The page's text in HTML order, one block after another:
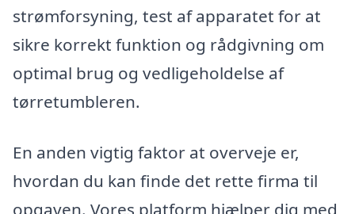
strømforsyning, test af apparatet for at
sikre korrekt funktion og rådgivning om
optimal brug og vedligeholdelse af
tørretumbleren.
En anden vigtig faktor at overveje er,
hvordan du kan finde det rette firma til
opgaven. Vores platform hjælper dig med